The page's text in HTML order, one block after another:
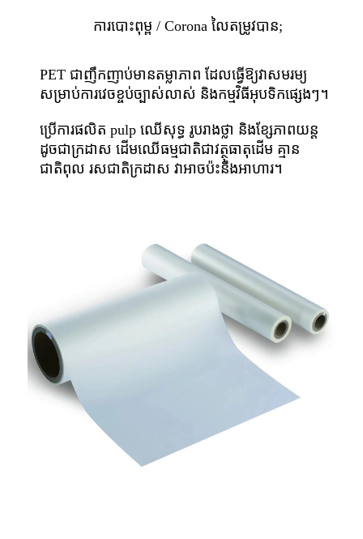
ការបោះពុម្ព / Corona លៃតម្រូវបាន;
PET ជាញឹកញាប់មានតម្លាភាព ដែលធ្វើឱ្យវាសមរម្យ
សម្រាប់ការវេចខ្ចប់ច្បាស់លាស់ និងកម្មវិធីអុបទិកផ្សេងៗ។
ប្រើការផលិត pulp ឈើសុទ្ធ រូបរាងថ្លា និងខ្សែភាពយន្ត
ដូចជាក្រដាស ដើមឈើធម្មជាតិជាវត្ថុធាតុដើម គ្មាន
ជាតិពុល រសជាតិក្រដាស វាអាចប៉ះនឹងអាហារ។